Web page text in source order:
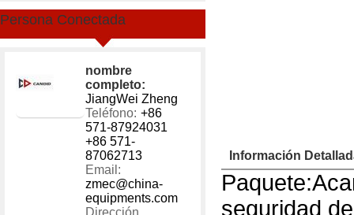
Persona Conectada
nombre
completo:
JiangWei Zheng
Teléfono: +86
571-87924031
+86 571-
87062713
Email:
zmec@china-
equipments.com
Dirección
1 - 40000
Información
seguridad